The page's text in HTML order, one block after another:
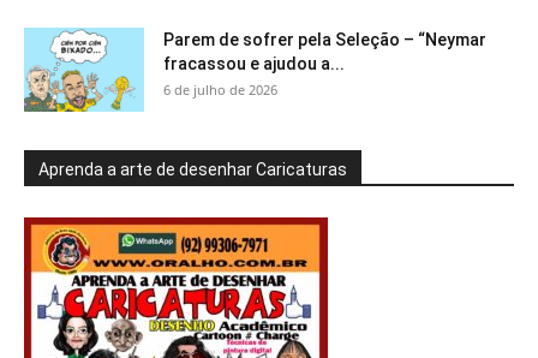
Parem de sofrer pela Seleção – “Neymar
fracassou e ajudou a...
6 de julho de 2026
Aprenda a arte de desenhar Caricaturas